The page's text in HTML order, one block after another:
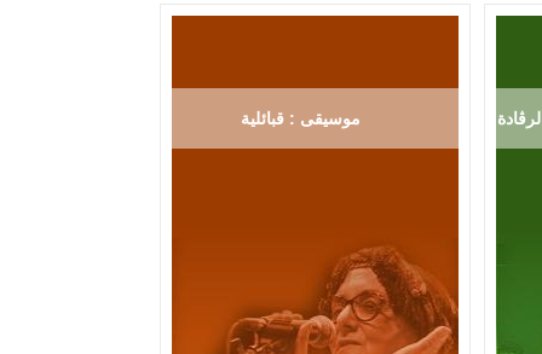
موسيقى : قبائلية